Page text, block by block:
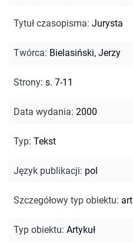
Tytuł czasopisma: Jurysta
Twórca: Bielasiński, Jerzy
Strony: s. 7-11
Data wydania: 2000
Typ: Tekst
Język publikacji: pol
Szczegółowy typ obiektu: art
Typ obiektu: Artykuł